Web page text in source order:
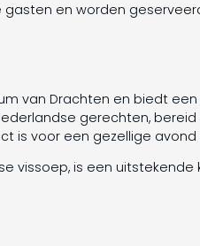
en worden
van Drachten en biedt
gerechten,
is voor een gezellige avond
vissoep, is een